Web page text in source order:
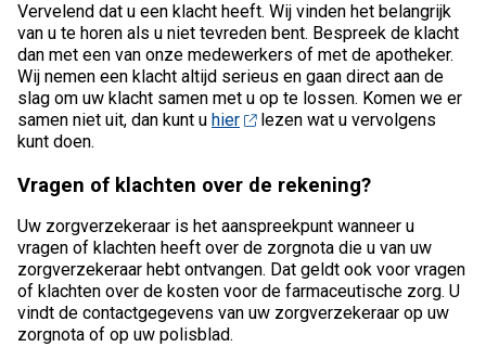
Vervelend dat u een klacht heeft. Wij vinden het belangrijk
van u te horen als u niet tevreden bent. Bespreek de klacht
dan met een van onze medewerkers of met de apotheker.
Wij nemen een klacht altijd serieus en gaan direct aan de
slag om uw klacht samen met u op te lossen. Komen we er
samen niet uit, dan kunt u hier
lezen wat u vervolgens
kunt doen.
Vragen of klachten over de rekening?
Uw zorgverzekeraar is het aanspreekpunt wanneer u
vragen of klachten heeft over de zorgnota die u van uw
zorgverzekeraar hebt ontvangen. Dat geldt ook voor vragen
of klachten over de kosten voor de farmaceutische zorg. U
vindt de contactgegevens van uw zorgverzekeraar op uw
zorgnota of op uw polisblad.